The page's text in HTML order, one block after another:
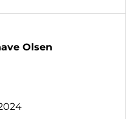
Olsen